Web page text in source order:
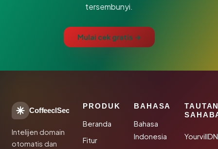
tersembunyi.
Mulai cek gratis →
CoffeeclSec
Intelijen domain
otomatis dan
PRODUK
Beranda
Fitur
BAHASA
Bahasa
Indonesia